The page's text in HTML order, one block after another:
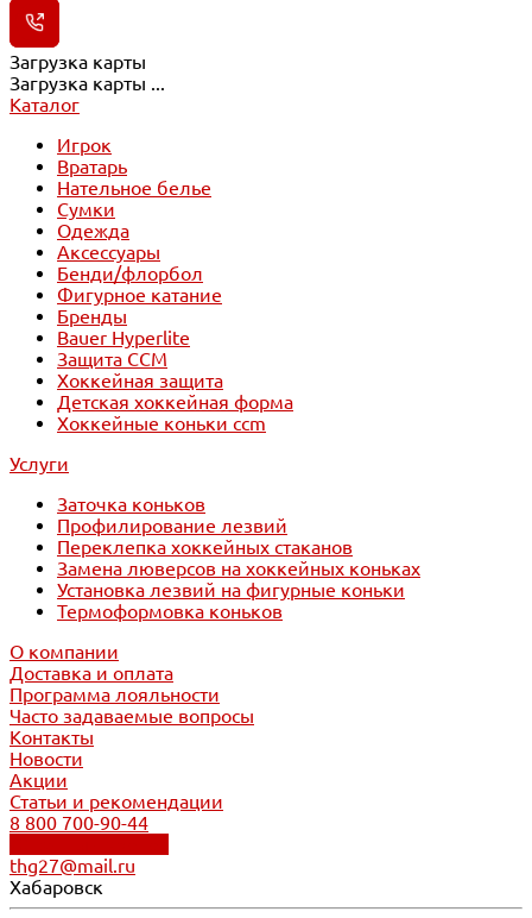
Загрузка карты
Загрузка карты ...
Каталог
Игрок
Вратарь
Нательное белье
Сумки
Одежда
Аксессуары
Бенди/флорбол
Фигурное катание
Бренды
Bauer Hyperlite
Защита CCM
Хоккейная защита
Детская хоккейная форма
Хоккейные коньки ccm
Услуги
Заточка коньков
Профилирование лезвий
Переклепка хоккейных стаканов
Замена люверсов на хоккейных коньках
Установка лезвий на фигурные коньки
Термоформовка коньков
О компании
Доставка и оплата
Программа лояльности
Часто задаваемые вопросы
Контакты
Новости
Акции
Статьи и рекомендации
8 800 700-90-44
thg27@mail.ru
Хабаровск